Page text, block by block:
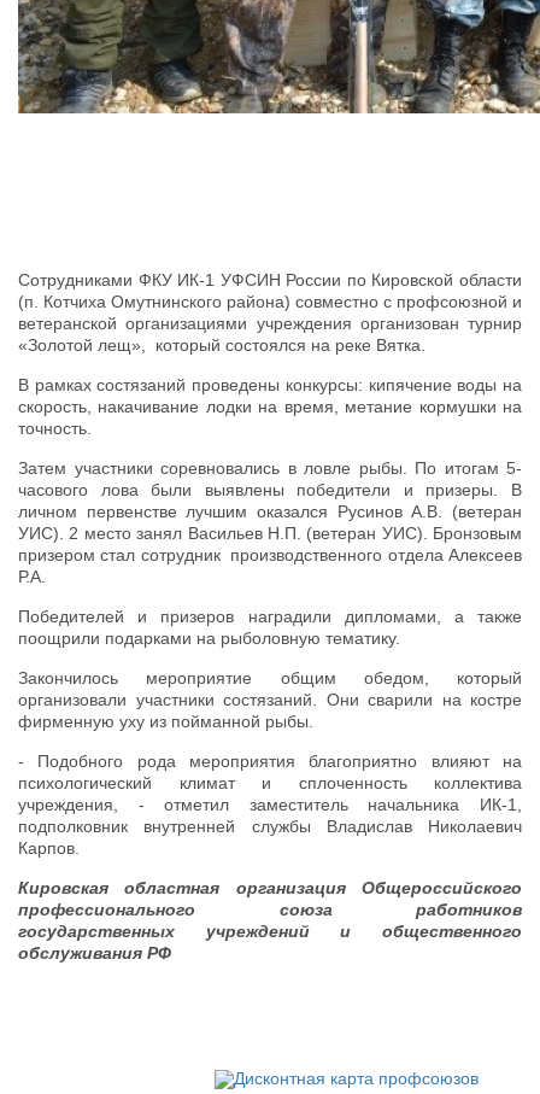
Сотрудниками ФКУ ИК-1 УФСИН России по Кировской области
(п. Котчиха Омутнинского района) совместно с профсоюзной и
ветеранской организациями учреждения организован турнир
«Золотой лещ», который состоялся на реке Вятка.
В рамках состязаний проведены конкурсы: кипячение воды на
скорость, накачивание лодки на время, метание кормушки на
точность.
Затем участники соревновались в ловле рыбы. По итогам 5-
часового лова были выявлены победители и призеры. В
личном первенстве лучшим оказался Русинов А.В. (ветеран
УИС). 2 место занял Васильев Н.П. (ветеран УИС). Бронзовым
призером стал сотрудник производственного отдела Алексеев
Р.А.
Победителей и призеров наградили дипломами, а также
поощрили подарками на рыболовную тематику.
Закончилось мероприятие общим обедом, который
организовали участники состязаний. Они сварили на костре
фирменную уху из пойманной рыбы.
- Подобного рода мероприятия благоприятно влияют на
психологический климат и сплоченность коллектива
учреждения, - отметил заместитель начальника ИК-1,
подполковник внутренней службы Владислав Николаевич
Карпов.
Кировская областная организация Общероссийского
профессионального союза работников
государственных учреждений и общественного
обслуживания РФ